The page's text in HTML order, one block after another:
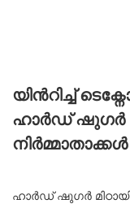
യിൻറിച്ച്
ഹാർഡ് ഷുഗർ
നിർമ്മാതാക്കൾ
ഹാർഡ് ഷുഗർ